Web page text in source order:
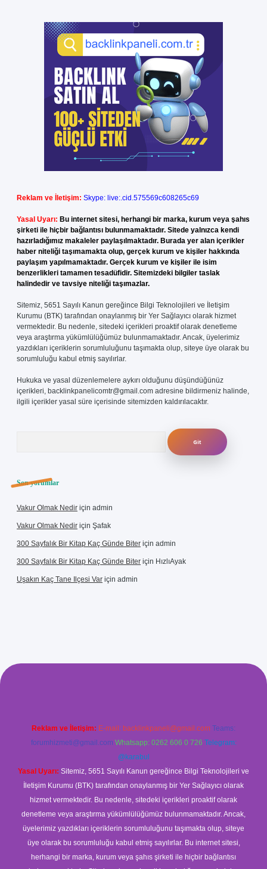
Reklam ve İletişim: Skype: live:.cid.575569c608265c69
Yasal Uyarı: Bu internet sitesi, herhangi bir marka, kurum veya şahıs
şirketi ile hiçbir bağlantısı bulunmamaktadır. Sitede yalnızca kendi
hazırladığımız makaleler paylaşılmaktadır. Burada yer alan içerikler
haber niteliği taşımamakta olup, gerçek kurum ve kişiler hakkında
paylaşım yapılmamaktadır. Gerçek kurum ve kişiler ile isim
benzerlikleri tamamen tesadüfidir. Sitemizdeki bilgiler taslak
halindedir ve tavsiye niteliği taşımazlar.
Sitemiz, 5651 Sayılı Kanun gereğince Bilgi Teknolojileri ve İletişim
Kurumu (BTK) tarafından onaylanmış bir Yer Sağlayıcı olarak hizmet
vermektedir. Bu nedenle, sitedeki içerikleri proaktif olarak denetleme
veya araştırma yükümlülüğümüz bulunmamaktadır. Ancak, üyelerimiz
yazdıkları içeriklerin sorumluluğunu taşımakta olup, siteye üye olarak bu
sorumluluğu kabul etmiş sayılırlar.
Hukuka ve yasal düzenlemelere aykırı olduğunu düşündüğünüz
içerikleri, backlinkpanelicomtr@gmail.com adresine bildirmeniz halinde,
ilgili içerikler yasal süre içerisinde sitemizden kaldırılacaktır.
Son yorumlar
Vakur Olmak Nedir için admin
Vakur Olmak Nedir için Şafak
300 Sayfalık Bir Kitap Kaç Günde Biter için admin
300 Sayfalık Bir Kitap Kaç Günde Biter için HızlıAyak
Uşakın Kaç Tane Ilçesi Var için admin
Reklam ve İletişim: E-mail: backlinkpaneli@gmail.com Teams:
forumhizmeti@gmail.com Whatsapp: 0262 606 0 726 Telegram:
@karabul
Yasal Uyarı: Sitemiz, 5651 Sayılı Kanun gereğince Bilgi Teknolojileri ve
İletişim Kurumu (BTK) tarafından onaylanmış bir Yer Sağlayıcı olarak
hizmet vermektedir. Bu nedenle, sitedeki içerikleri proaktif olarak
denetleme veya araştırma yükümlülüğümüz bulunmamaktadır. Ancak,
üyelerimiz yazdıkları içeriklerin sorumluluğunu taşımakta olup, siteye
üye olarak bu sorumluluğu kabul etmiş sayılırlar. Bu internet sitesi,
herhangi bir marka, kurum veya şahıs şirketi ile hiçbir bağlantısı